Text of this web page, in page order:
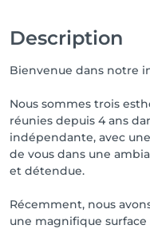
Description
Bienvenue dans notre
Nous sommes trois
réunies depuis 4 ans
indépendante, avec
de vous dans une
et détendue.
Récemment, nous
une magnifique